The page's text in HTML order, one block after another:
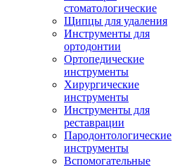
стоматологические
Щипцы для удаления
Инструменты для
ортодонтии
Ортопедические
инструменты
Хирургические
инструменты
Инструменты для
реставрации
Пародонтологические
инструменты
Вспомогательные